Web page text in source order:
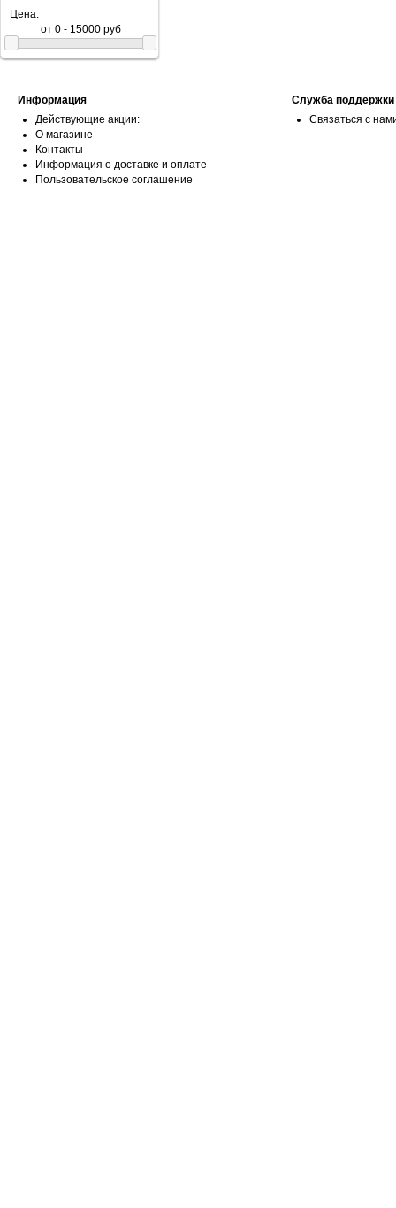
Цена:
Информация
Действующие акции:
О магазине
Контакты
Информация о доставке и оплате
Пользовательское соглашение
Служба поддержки
Связаться с